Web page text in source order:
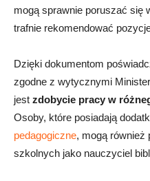
mogą sprawnie poruszać się
trafnie rekomendować
Dzięki dokumentom
zgodne z wytycznymi
jest zdobycie pracy w
Osoby, które posiadają
pedagogiczne, mogą również
szkolnych jako nauczyciel